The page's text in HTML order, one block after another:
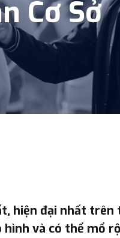
Cơ Sở
hiện đại nhất
và có thể mổ